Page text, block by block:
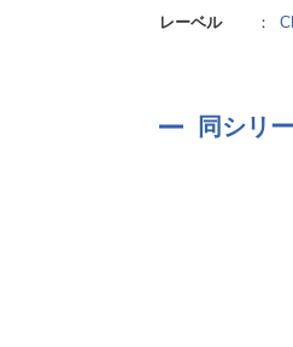
レーベル
：
同シリ